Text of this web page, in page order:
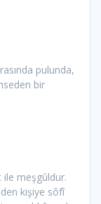
pulunda,
bir
ile meşgûldur.
kişiye sôfî